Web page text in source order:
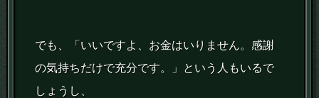
でも、「いいですよ、お金はいりません。感謝
の気持ちだけで充分です。」という人もいるで
しょうし、